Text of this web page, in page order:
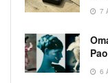
7
6